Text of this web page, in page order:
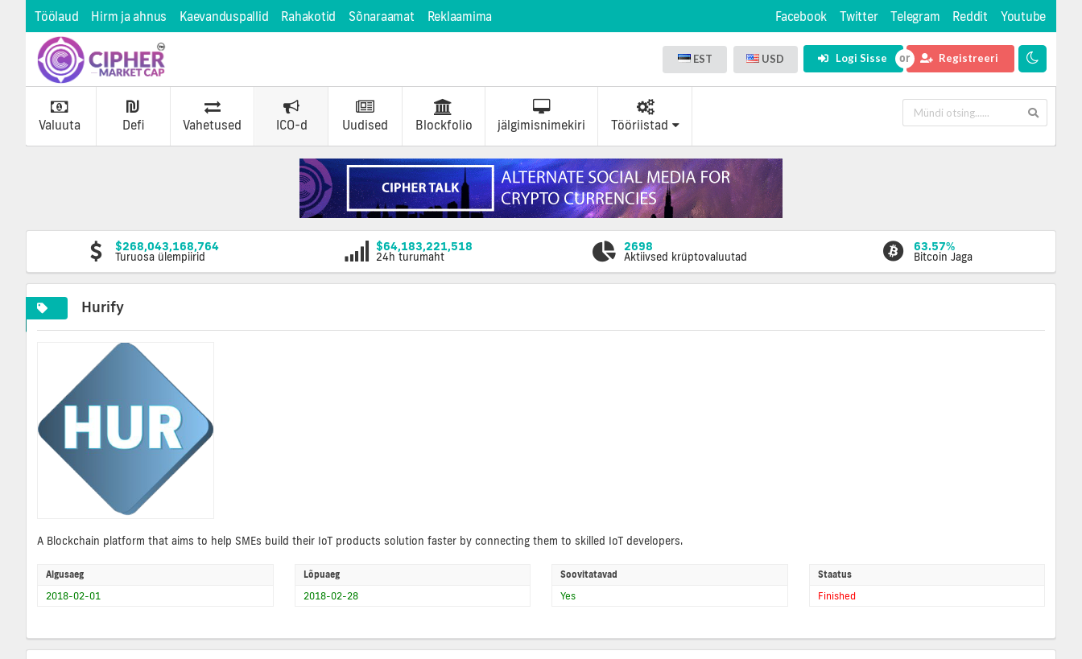
Töölaud Hirm ja ahnus Kaevanduspallid Rahakotid Sõnaraamat Reklaamima Facebook Twitter Telegram Reddit Youtube
EST USD Logi Sisse Registreeri
Valuuta Defi Vahetused ICO-d Uudised Blockfolio jälgimisnimekiri Tööriistad
$268,043,168,764
Turuosa ülempiirid
$64,183,221,518
24h turumaht
2698
Aktiivsed krüptovaluutad
63.57%
Bitcoin Jaga
Hurify
A Blockchain platform that aims to help SMEs build their IoT products solution faster by connecting them to skilled IoT developers.
Algusaeg
2018-02-01
Lõpuaeg
2018-02-28
Soovitatavad
Yes
Staatus
Finished